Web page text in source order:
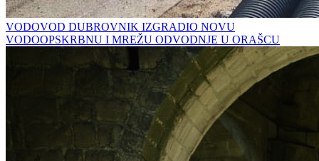
VODOVOD DUBROVNIK IZGRADIO NOVU
VODOOPSKRBNU I MREŽU ODVODNJE U ORAŠCU